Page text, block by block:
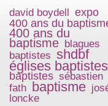
david boydell expo
400 ans du
400 ans du
baptisme blagues
baptistes shdbf
églises baptistes
baptistes sébastien
fath baptisme
loncke